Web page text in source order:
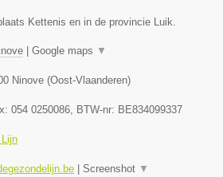
Kettenis en in de provincie Luik.
| Google maps ▼
Ninove (Oost-Vlaanderen)
054 0250086 , BTW-nr: BE834099337
| Screenshot ▼